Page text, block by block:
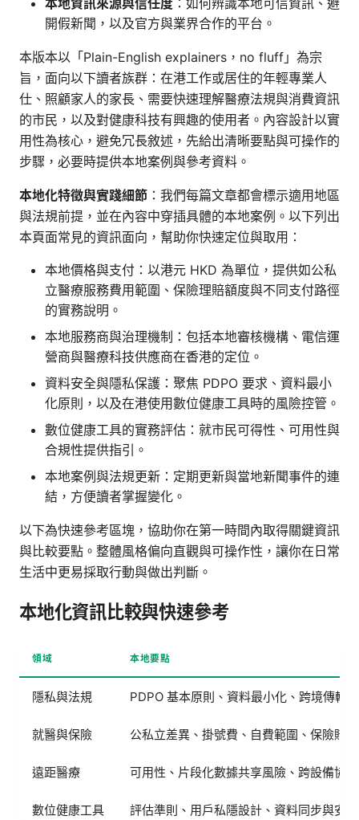
本地資訊來源與信任度 ：如何辨識本地可信資訊、避
開假新聞，以及官方與業界合作的平台。
本版本以「Plain-English explainers，no fluff」為宗
旨，面向以下讀者族群：在港工作或居住的年輕專業人
仕、照顧家人的家長、需要快速理解醫療法規與消費資訊
的市民，以及對健康科技有興趣的使用者。內容設計以實
用性為核心，避免冗長敘述，先給出清晰要點與可操作的
步驟，必要時提供本地案例與參考資料。
本地化特徵與實踐細節 ：我們每篇文章都會標示適用地區
與法規前提，並在內容中穿插具體的本地案例。以下列出
本頁面常見的資訊面向，幫助你快速定位與取用：
本地價格與支付：以港元 HKD 為單位，提供如公私
立醫療服務費用範圍、保險理賠額度與不同支付路徑
的實務說明。
本地服務商與治理機制：包括本地審核機構、電信運
營商與醫療科技供應商在香港的定位。
資料安全與隱私保護：聚焦 PDPO 要求、資料最小
化原則，以及在港使用數位健康工具時的風險控管。
數位健康工具的實務評估：就市民可得性、可用性與
合規性提供指引。
本地案例與法規更新：定期更新與當地新聞事件的連
結，方便讀者掌握變化。
以下為快速參考區塊，協助你在第一時間內取得關鍵資訊
與比較要點。整體風格偏向直觀與可操作性，讓你在日常
生活中更易採取行動與做出判斷。
本地化資訊比較與快速參考
領域 本地要點
隱私與法規 PDPO 基本原則、資料最小化、跨境傳輸
就醫與保險 公私立差異、掛號費、自費範圍、保險賠
遠距醫療 可用性、片段化數據共享風險、跨設備協同
數位健康工具 評估準則、用戶私隱設計、資料同步與安全